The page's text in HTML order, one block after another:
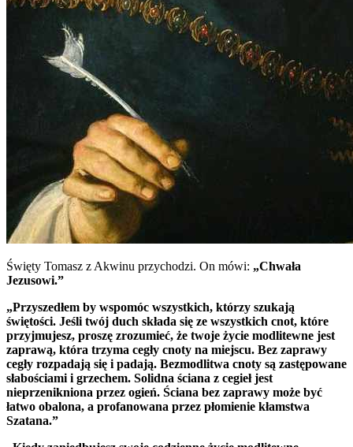
Święty Tomasz z Akwinu przychodzi. On mówi: „Chwała
Jezusowi.”
„Przyszedłem by wspomóc wszystkich, którzy szukają
świętości. Jeśli twój duch składa się ze wszystkich cnot, które
przyjmujesz, proszę zrozumieć, że twoje życie modlitewne jest
zaprawą, która trzyma cegły cnoty na miejscu. Bez zaprawy
cegły rozpadają się i padają. Bezmodlitwa cnoty są zastępowane
słabościami i grzechem. Solidna ściana z cegieł jest
nieprzenikniona przez ogień. Ściana bez zaprawy może być
łatwo obalona, a profanowana przez płomienie kłamstwa
Szatana.”